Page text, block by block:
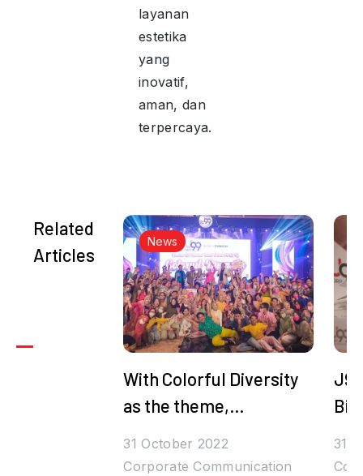
layanan
estetika
yang
inovatif,
aman, dan
terpercaya.
Related
Articles
News
With Colorful Diversity
as the theme,
Bihalal is Packed with
31 October 2022
Corporate Communication
31